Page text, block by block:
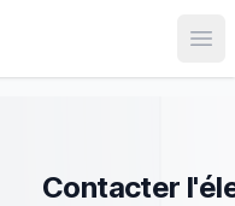
Contacter